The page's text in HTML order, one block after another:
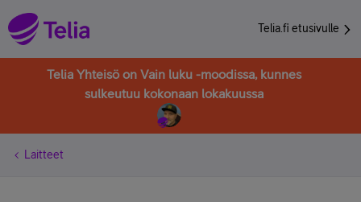
Telia.fi etusivulle
Telia Yhteisö on Vain luku -moodissa, kunnes
sulkeutuu kokonaan lokakuussa
Laitteet